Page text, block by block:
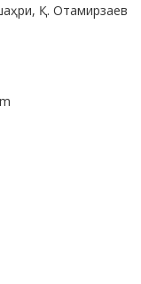
Қ. Отамирзаев